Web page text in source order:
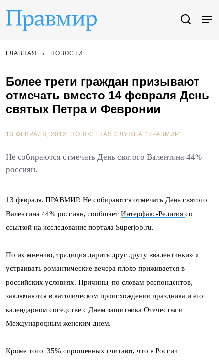
ГЛАВНАЯ НОВОСТИ
Более трети граждан призывают
отмечать вместо 14 февраля День
святых Петра и Февронии
13 ФЕВРАЛЯ, 2012. НОВОСТНАЯ СЛУЖБА "ПРАВМИР"
Не собираются отмечать День святого Валентина 44%
россиян.
13 февраля. ПРАВМИР. Не собираются отмечать День святого
Валентина 44% россиян, сообщает Интерфакс-Религия со
ссылкой на исследование портала Superjob.ru.
По их мнению, традиция дарить друг другу «валентинки» и
устраивать романтические вечера плохо приживается в
российских условиях. Причины, по словам респондентов,
заключаются в католическом происхождении праздника и его
календарном соседстве с Днем защитника Отечества и
Международным женским днем.
Кроме того, 35% опрошенных считают, что в России